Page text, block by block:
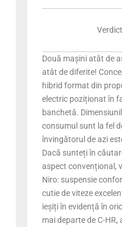
Două mașini atât de
atât de diferite!
hibrid format din
electric poziționat în
banchetă.
consumul sunt la fel
învingătorul de azi
Dacă sunteți în
aspect convențional,
Niro: suspensie
cutie de viteze
ieșiți în evidență în
mai departe de C-